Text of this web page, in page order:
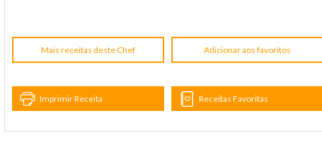
Mais receitas deste Chef Adicionar aos favoritos
Imprimir Receita Receitas Favoritas